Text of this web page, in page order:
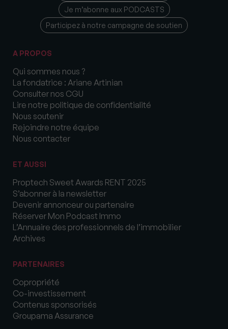
Je m’abonne aux PODCASTS
Participez à notre campagne de soutien
A PROPOS
Qui sommes nous ?
La fondatrice : Ariane Artinian
Consulter nos CGU
Lire notre politique de confidentialité
Nous soutenir
Rejoindre notre équipe
Nous contacter
ET AUSSI
Proptech Sweet Awards RENT 2025
S’abonner à la newsletter
Devenir annonceur ou partenaire
Réserver Mon Podcast Immo
L’Annuaire des professionnels de l’immobilier
Archives
PARTENAIRES
Copropriété
Co-investissement
Contenus sponsorisés
Groupama Assurance